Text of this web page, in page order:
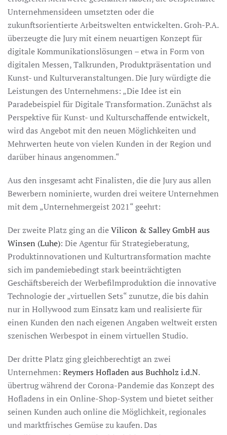
Unternehmensideen umsetzten oder die
zukunftsorientierte Arbeitswelten entwickelten. Groh-P.A.
überzeugte die Jury mit einem neuartigen Konzept für
digitale Kommunikationslösungen – etwa in Form von
digitalen Messen, Talkrunden, Produktpräsentation und
Kunst- und Kulturveranstaltungen. Die Jury würdigte die
Leistungen des Unternehmens: „Die Idee ist ein
Paradebeispiel für Digitale Transformation. Zunächst als
Perspektive für Kunst- und Kulturschaffende entwickelt,
wird das Angebot mit den neuen Möglichkeiten und
Mehrwerten heute von vielen Kunden in der Region und
darüber hinaus angenommen.“
Aus den insgesamt acht Finalisten, die die Jury aus allen
Bewerbern nominierte, wurden drei weitere Unternehmen
mit dem „Unternehmergeist 2021“ geehrt:
Der zweite Platz ging an dieVilicon & Salley GmbH aus
Winsen (Luhe): Die Agentur für Strategieberatung,
Produktinnovationen und Kulturtransformation machte
sich im pandemiebedingt stark beeinträchtigten
Geschäftsbereich der Werbefilmproduktion die innovative
Technologie der „virtuellen Sets“ zunutze, die bis dahin
nur in Hollywood zum Einsatz kam und realisierte für
einen Kunden den nach eigenen Angaben weltweit ersten
szenischen Werbespot in einem virtuellen Studio.
Der dritte Platz ging gleichberechtigt an zwei
Unternehmen: Reymers Hofladen aus Buchholz i.d.N.
übertrug während der Corona-Pandemie das Konzept des
Hofladens in ein Online-Shop-System und bietet seither
seinen Kunden auch online die Möglichkeit, regionales
und marktfrisches Gemüse zu kaufen. Das